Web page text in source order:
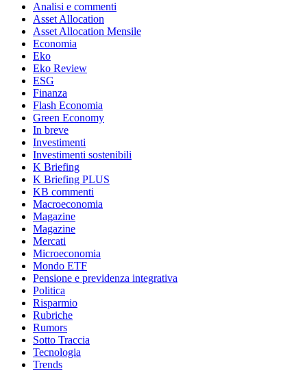
Analisi e commenti
Asset Allocation
Asset Allocation Mensile
Economia
Eko
Eko Review
ESG
Finanza
Flash Economia
Green Economy
In breve
Investimenti
Investimenti sostenibili
K Briefing
K Briefing PLUS
KB commenti
Macroeconomia
Magazine
Magazine
Mercati
Microeconomia
Mondo ETF
Pensione e previdenza integrativa
Politica
Risparmio
Rubriche
Rumors
Sotto Traccia
Tecnologia
Trends